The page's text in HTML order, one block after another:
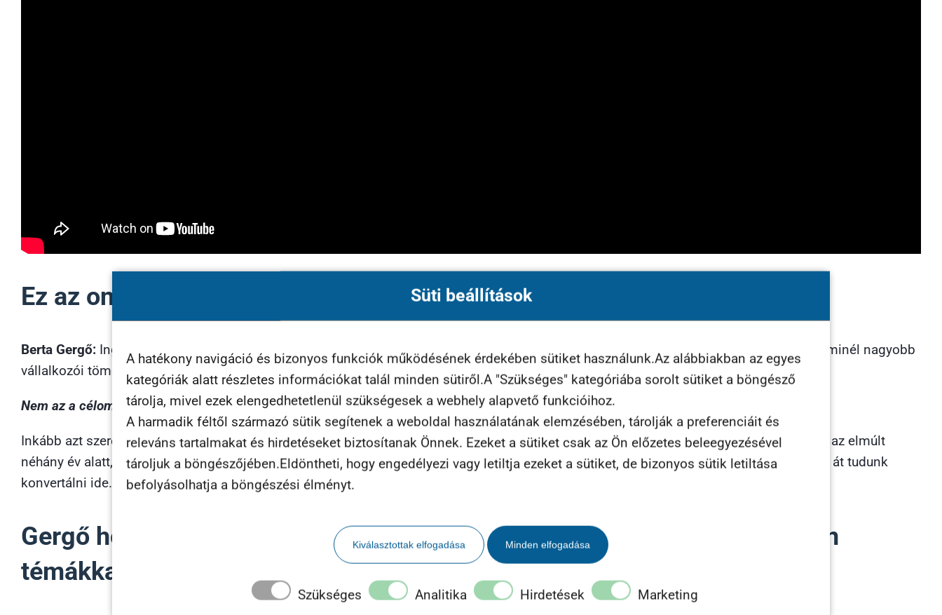
Süti beállítások
A hatékony navigáció és bizonyos funkciók működésének érdekében sütiket használunk.Az alábbiakban az egyes
kategóriák alatt részletes információkat talál minden sütiről.A "Szükséges" kategóriába sorolt sütiket a böngésző
tárolja, mivel ezek elengedhetetlenül szükségesek a webhely alapvető funkcióihoz.
A harmadik féltől származó sütik segítenek a weboldal használatának elemzésében, tárolják a preferenciáit és
releváns tartalmakat és hirdetéseket biztosítanak Önnek. Ezeket a sütiket csak az Ön előzetes beleegyezésével
tároljuk a böngészőjében.Eldöntheti, hogy engedélyezi vagy letiltja ezeket a sütiket, de bizonyos sütik letiltása
befolyásolhatja a böngészési élményt.
Kiválasztottak elfogadása Minden elfogadása
Szükséges Analitika Hirdetések Marketing
Ez az online sorozat ingyenes lesz vagy fizetős?
Berta Gergő: Ingyenesen tervezzük megtartani, mert azt vallom, hogy az életre szóló tudás mindenkinek jár. Azért is gondolom így, mert minél nagyobb
vállalkozói tömeget szeretnénk megszólítani.
Nem az a célom ezzel, hogy pénzt keressünk, vagy ezen szeretnénk meggazdagodni, hiszen az ügynökség megtermeli a saját bevételeit.
Inkább azt szeretnénk , hogy az a tudás, az a tapasztalat, amit mi is összegyűjtöttünk és azok az emberek, akikkel kapcsolatba kerültünk az elmúlt
néhány év alatt, számukra is, illetve a nézők számára is egy olyan online kapcsolatot tudjunk létesíteni, melyet most az offline helyzetből át tudunk
konvertálni ide.
Gergő hogyha néhány szóban előrevetítenéd a jövőre nézve, hogy milyen
témákkal készülhetnek a nézők?